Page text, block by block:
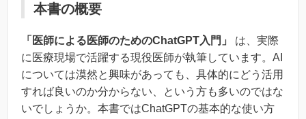
本書の概要
「医師による医師のためのChatGPT入門」
は、実際
に医療現場で活躍する現役医師が執筆しています。AI
については漠然と興味があっても、具体的にどう活用
すれば良いのか分からない、という方も多いのではな
いでしょうか。本書ではChatGPTの基本的な使い方